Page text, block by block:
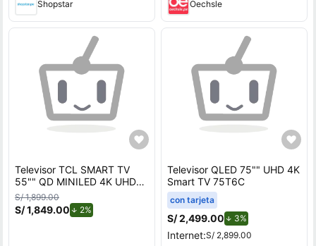
Shopstar Oechsle
Televisor TCL SMART TV
55"" QD MINILED 4K UHD
55C6K
S/ 1,899.00
S/ 1,849.00 2%
Televisor QLED 75"" UHD 4K
Smart TV 75T6C
con tarjeta
S/ 2,499.00 3%de descuento.
Internet:S/ 2,899.00